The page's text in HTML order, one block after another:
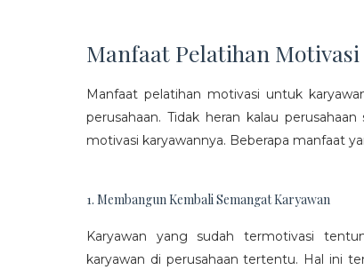
Manfaat Pelatihan Motivasi
Manfaat pelatihan motivasi untuk
perusahaan. Tidak heran kalau
motivasi karyawannya. Beberapa manfaat
1. Membangun Kembali Semangat Karyawan
Karyawan yang sudah termotivasi
karyawan di perusahaan tertentu. Hal ini